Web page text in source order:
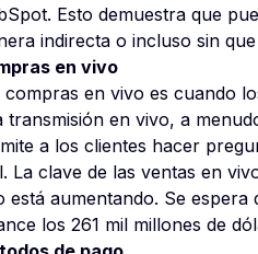
Esto demuestra que
indirecta o incluso sin
en vivo
compras en vivo es cuando
transmisión en vivo, a
a los clientes hacer
La clave de las ventas en
está aumentando. Se
los 261 mil millones de